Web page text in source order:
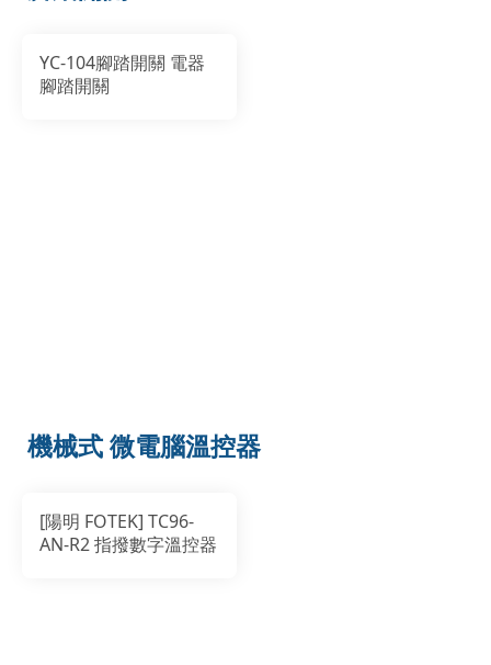
YC-104腳踏開關 電器
腳踏開關
機械式 微電腦溫控器
[陽明 FOTEK] TC96-
AN-R2 指撥數字溫控器